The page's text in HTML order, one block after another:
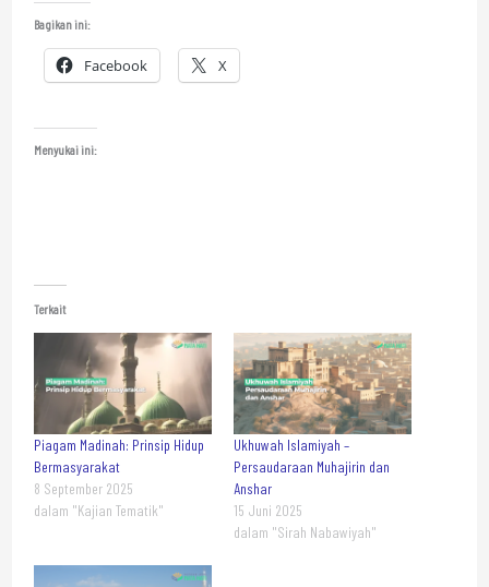
Bagikan ini:
Facebook X
Menyukai ini:
Terkait
Piagam Madinah: Prinsip Hidup
Bermasyarakat
8 September 2025
dalam "Kajian Tematik"
Ukhuwah Islamiyah –
Persaudaraan Muhajirin dan
Anshar
15 Juni 2025
dalam "Sirah Nabawiyah"